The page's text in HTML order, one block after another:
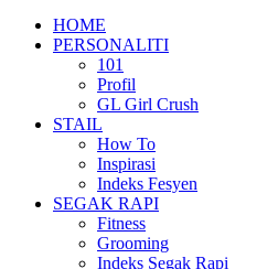
HOME
PERSONALITI
101
Profil
GL Girl Crush
STAIL
How To
Inspirasi
Indeks Fesyen
SEGAK RAPI
Fitness
Grooming
Indeks Segak Rapi